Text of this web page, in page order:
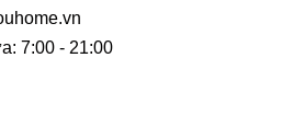
7:00 - 21:00